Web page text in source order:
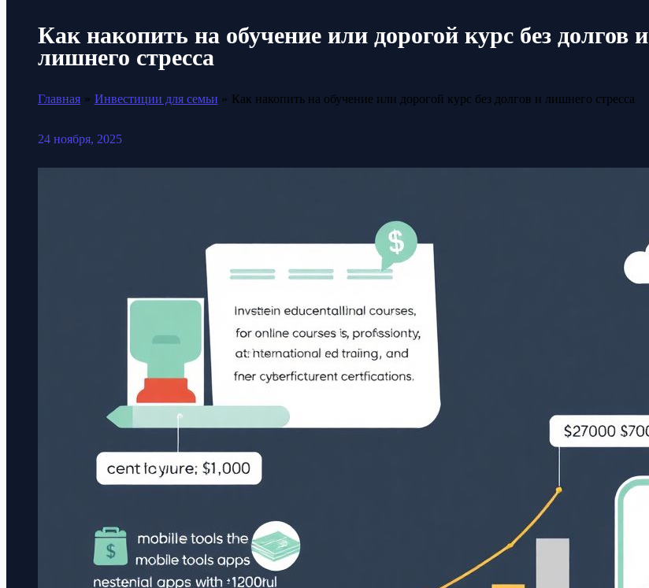
Как накопить на обучение или дорогой курс без долгов и
лишнего стресса
Главная Инвестиции для семьи Как накопить на обучение или дорогой курс без долгов и лишнего стресса
24 ноября, 2025